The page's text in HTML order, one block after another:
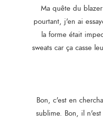
Ma quête du
pourtant, j'en ai
la forme était
sweats car ça casse
Bon, c'est en
sublime. Bon, il